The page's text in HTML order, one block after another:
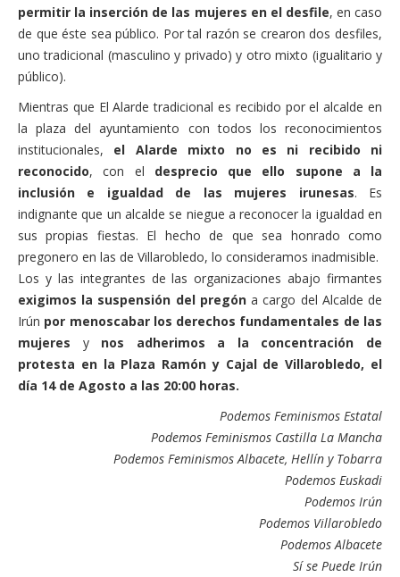
permitir la inserción de las mujeres en el desfile, en caso
de que éste sea público. Por tal razón se crearon dos desfiles,
uno tradicional (masculino y privado) y otro mixto (igualitario y
público).
Mientras que El Alarde tradicional es recibido por el alcalde en
la plaza del ayuntamiento con todos los reconocimientos
institucionales, el Alarde mixto no es ni recibido ni
reconocido, con el desprecio que ello supone a la
inclusión e igualdad de las mujeres irunesas. Es
indignante que un alcalde se niegue a reconocer la igualdad en
sus propias fiestas. El hecho de que sea honrado como
pregonero en las de Villarobledo, lo consideramos inadmisible.
Los y las integrantes de las organizaciones abajo firmantes
exigimos la suspensión del pregóna cargo del Alcalde de
Irún por menoscabar los derechos fundamentales de las
mujeres y nos adherimos a la concentración de
protesta en la Plaza Ramón y Cajal de Villarobledo, el
día 14 de Agosto a las 20:00 horas.
Podemos Feminismos Estatal
Podemos Feminismos Castilla La Mancha
Podemos Feminismos Albacete, Hellín y Tobarra
Podemos Euskadi
Podemos Irún
Podemos Villarobledo
Podemos Albacete
Sí se Puede Irún